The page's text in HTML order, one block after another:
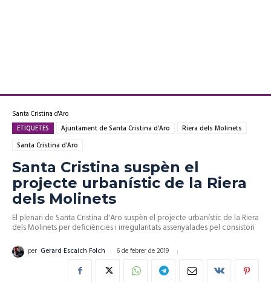
Santa Cristina d'Aro
ETIQUETES Ajuntament de Santa Cristina d'Aro
Riera dels Molinets
Santa Cristina d'Aro
Santa Cristina suspèn el
projecte urbanístic de la Riera
dels Molinets
El plenari de Santa Cristina d'Aro suspèn el projecte urbanístic de la Riera
dels Molinets per deficiències i irregularitats assenyalades pel consistori
per Gerard Escaich Folch 6 de febrer de 2019